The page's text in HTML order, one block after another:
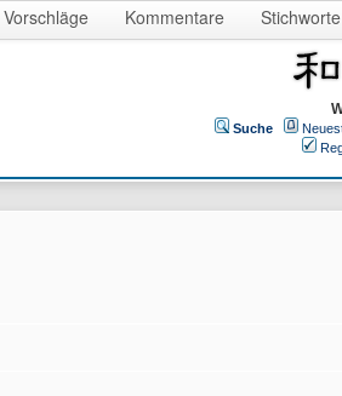
Vorschläge Kommentare Stichworte
Suche